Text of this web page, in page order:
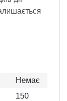
Немає
150